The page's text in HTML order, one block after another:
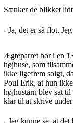
Sænker de blikket
- Ja, det er så flot.
Ægteparret bor i en
højhuse, som
ikke ligefrem solgt,
Poul Erik, at hun
højhustårn blev sat
klar til at skrive
- Jeg kunne se, at